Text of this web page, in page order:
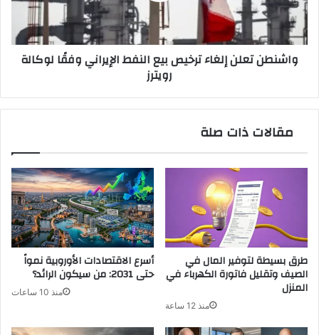
الإيراني
وفقًا
لوكالة
رويترز
واشنطن تعلن إلغاء ترخيص بيع النفط الإيراني وفقًا لوكالة
رويترز
مقالات ذات صلة
أسرع الاقتصادات الأوروبية نمواً
حتى 2031: من سيكون الرائد؟
منذ 10 ساعات
طرق بسيطة لتوفير المال في
الصيف وتقليل فاتورة الكهرباء في
المنزل
منذ 12 ساعة